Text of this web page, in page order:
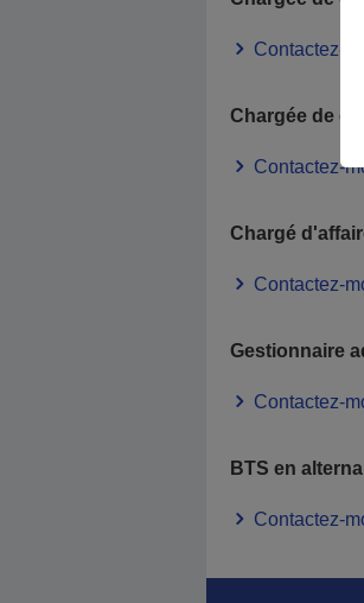
Contactez-moi
Chargée de
Contactez-
Chargé
Contactez-
Gestionnaire
Contactez-
BTS en
Contactez-